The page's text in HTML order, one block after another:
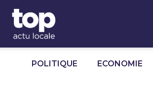
POLITIQUE ECONOMIE